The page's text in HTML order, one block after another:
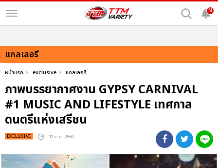
N
แกลเลอรี
หน้าแรก exclusive แกลเลอรี
ภาพบรรยากาศงาน GYPSY CARNIVAL
#1 MUSIC AND LIFESTYLE เทศกาล
ดนตรีแห่งเสรีชน
EXCLUSIVE : 11 ธ.ค. 2562